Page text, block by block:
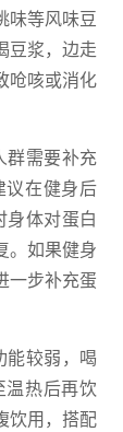
味等风味豆
豆浆，边走
呛咳或消化
群需要补充
议在健身后
体对蛋白
。如果健身
一步补充蛋
能较弱，喝
温热后再饮
饮用，搭配